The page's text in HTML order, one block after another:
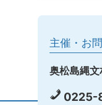
主催・お
奥松島縄
0225-